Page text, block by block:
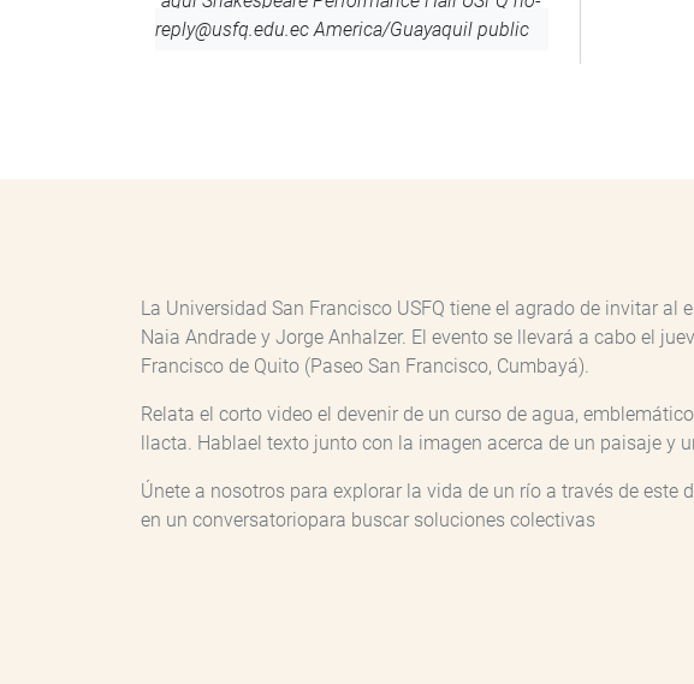
reply@usfq.edu.ec America/Guayaquil public
La Universidad San Francisco USFQ tiene el agrado de invitar
Naia Andrade y Jorge Anhalzer. El evento se llevará a cabo el
Francisco de Quito (Paseo San Francisco, Cumbayá).
Relata el corto video el devenir de un curso de agua,
llacta. Hablael texto junto con la imagen acerca de un paisaje y
Únete a nosotros para explorar la vida de un río a través de
en un conversatoriopara buscar soluciones colectivas